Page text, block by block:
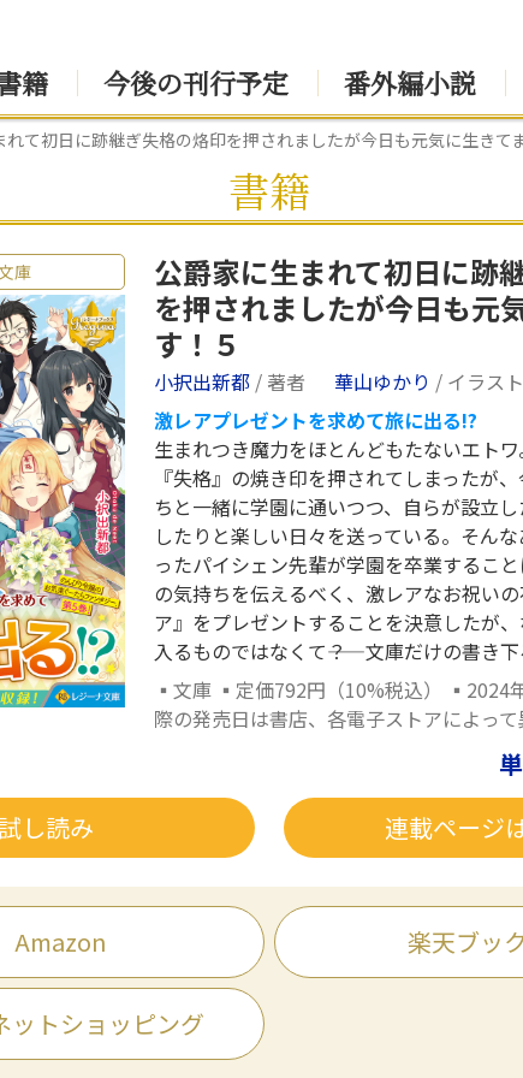
籍 今後の刊行予定 番外編小説
れて初日に跡継ぎ失格の烙印を押されましたが今日も元気に生きて
書籍
庫
公爵家に生まれて初日に跡
を押されましたが今日も元
す！５
小択出新都 / 著者 華山ゆかり / イラスト
激レアプレゼントを求めて旅に出る!?
生まれつき魔力をほとんどもたないエト
『失格』の焼き印を押されてしまったが
ちと一緒に学園に通いつつ、自らが設立
したりと楽しい日々を送っている。そん
ったパイシェン先輩が学園を卒業するこ
の気持ちを伝えるべく、激レアなお祝い
ア』をプレゼントすることを決意したが
入るものではなくて――？ 文庫だけの書き
▪文庫 ▪定価792円（10%税込） ▪2024
際の発売日は書店、各電子ストアによって
し読み
連載ページ
Amazon 楽天ブッ
ットショッピング